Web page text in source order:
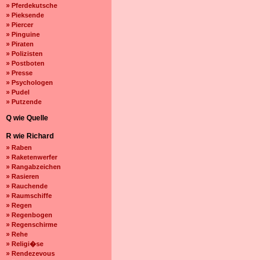
» Pferdekutsche
» Pieksende
» Piercer
» Pinguine
» Piraten
» Polizisten
» Postboten
» Presse
» Psychologen
» Pudel
» Putzende
Q wie Quelle
R wie Richard
» Raben
» Raketenwerfer
» Rangabzeichen
» Rasieren
» Rauchende
» Raumschiffe
» Regen
» Regenbogen
» Regenschirme
» Rehe
» Religi�se
» Rendezevous